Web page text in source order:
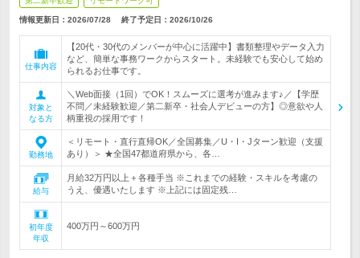
情報更新日：2026/07/28 終了予定日：2026/10/26
仕事内容
【20代・30代のメンバーが中心に活躍中】書類整理やデータ入力
など、簡単な事務ワークからスタート。未経験でも安心して始め
られるお仕事です。
対象と
なる方
＼Web面接（1回）でOK！スムーズに選考が進みます♪／【学歴
不問／未経験歓迎／第二新卒・社会人デビューの方】◎意欲や人
柄重視の採用です！
勤務地
＜リモート・直行直帰OK／全国募集／U・I・Jターン歓迎（支援
あり）＞ ★全国47都道府県から、各…
給与
月給32万円以上＋各種手当 ※これまでの経験・スキルを考慮の
うえ、優遇いたします ※上記には固定残…
初年度
年収
400万円～600万円